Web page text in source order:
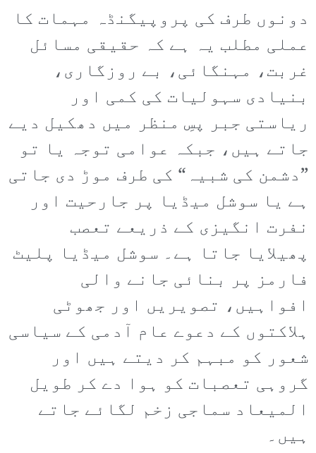
دونوں طرف کی پروپیگنڈہ مہمات کا
عملی مطلب یہ ہے کہ حقیقی مسائل
غربت، مہنگائی، بے روزگاری،
بنیادی سہولیات کی کمی اور
ریاستی جبر پسِ منظر میں دھکیل دیے
جاتے ہیں، جبکہ عوامی توجہ یا تو
”دشمن کی شبیہ“ کی طرف موڑ دی جاتی
ہے یا سوشل میڈیا پر جارحیت اور
نفرت انگیزی کے ذریعے تعصب
پھیلایا جاتا ہے۔ سوشل میڈیا پلیٹ
فارمز پر بنائی جانے والی
افواہیں، تصویریں اور جھوٹی
ہلاکتوں کے دعوے عام آدمی کے سیاسی
شعور کو مبہم کر دیتے ہیں اور
گروہی تعصبات کو ہوا دے کر طویل
المیعاد سماجی زخم لگائے جاتے
ہیں۔